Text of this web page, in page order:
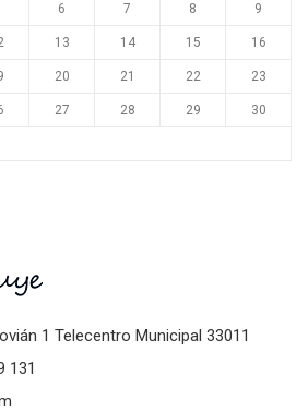
6 7 8 9
13 14 15 16
20 21 22 23
27 28 29 30
1 Telecentro Municipal 33011
131